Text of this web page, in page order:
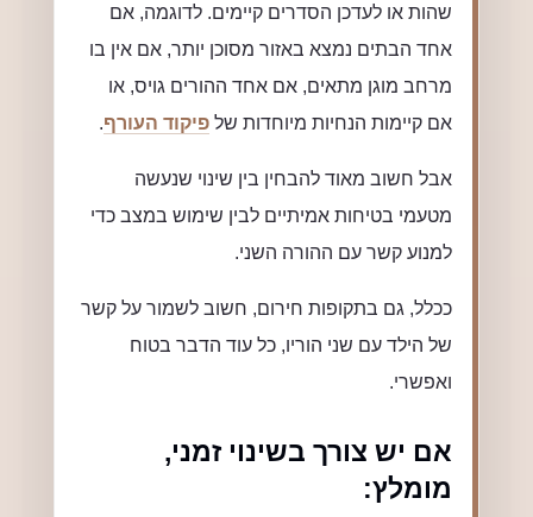
שהות או לעדכן הסדרים קיימים. לדוגמה, אם
אחד הבתים נמצא באזור מסוכן יותר, אם אין בו
מרחב מוגן מתאים, אם אחד ההורים גויס, או
אם קיימות הנחיות מיוחדות של פיקוד העורף.
אבל חשוב מאוד להבחין בין שינוי שנעשה
מטעמי בטיחות אמיתיים לבין שימוש במצב כדי
למנוע קשר עם ההורה השני.
ככלל, גם בתקופות חירום, חשוב לשמור על קשר
של הילד עם שני הוריו, כל עוד הדבר בטוח
ואפשרי.
אם יש צורך בשינוי זמני,
מומלץ: